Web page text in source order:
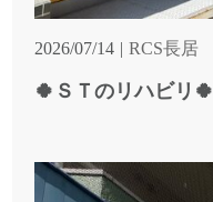
2026/07/14 RCS長居
🍀ＳＴのリハビリ🍀